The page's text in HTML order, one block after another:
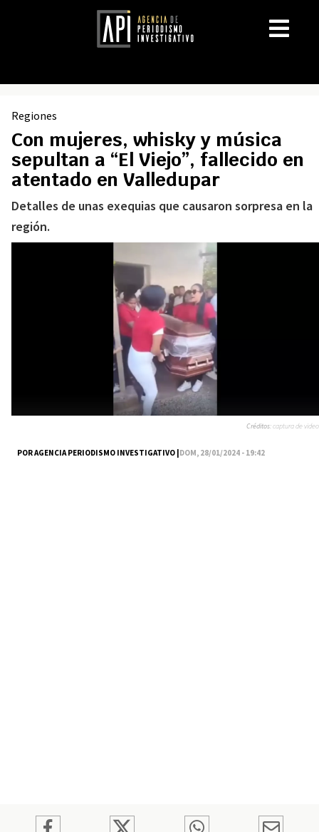
Regiones
Con mujeres, whisky y música
sepultan a “El Viejo”, fallecido en
atentado en Valledupar
Detalles de unas exequias que causaron sorpresa en la
región.
POR AGENCIA PERIODISMO INVESTIGATIVO |DOM, 28/01/2024 - 19:42
Créditos:captura de video